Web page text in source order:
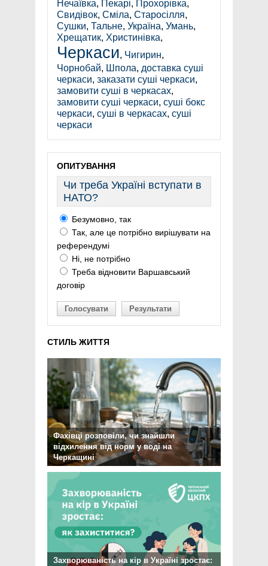
Нечаївка, Пекарі, Прохорівка,
Свидівок, Сміла, Старосілля,
Сушки, Тальне, Україна, Умань,
Хрещатик, Христинівка,
Черкаси, Чигирин,
Чорнобай, Шпола, доставка суші
черкаси, заказати суші черкаси,
замовити суші в черкасах,
замовити суші черкаси, суші бокс
черкаси, суші в черкасах, суші
черкаси
ОПИТУВАННЯ
Чи треба Україні вступати в
НАТО?
Безумовно, так
Так, але це потрібно вирішувати на
референдумі
Ні, не потрібно
Треба відновити Варшавський
договір
Голосувати Результати
СТИЛЬ ЖИТТЯ
Фахівці розповіли, чи знайшли
відхилення від норм у воді на
Черкащині
Захворюваність на кір в Україні зростає: